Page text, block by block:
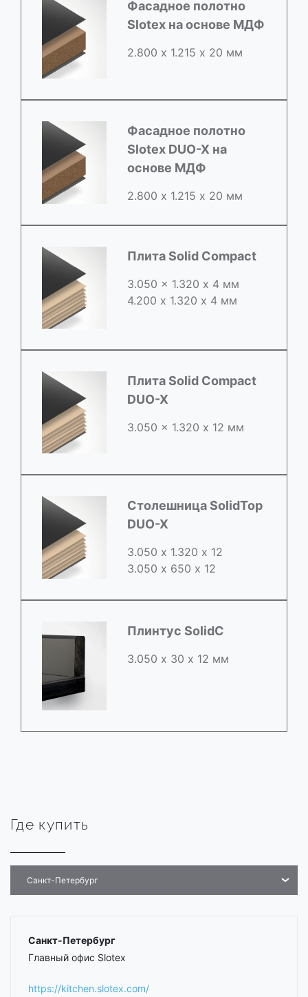
Фасадное полотно
Slotex на основе МДФ
2.800 х 1.215 х 20 мм
Фасадное полотно
Slotex DUO-X на
основе МДФ
2.800 х 1.215 х 20 мм
Плита Solid Compact
3.050 x 1.320 х 4 мм
4.200 x 1.320 х 4 мм
Плита Solid Compact
DUO-X
3.050 x 1.320 х 12 мм
Столешница SolidTop
DUO-X
3.050 х 1.320 х 12
3.050 x 650 х 12
Плинтус SolidC
3.050 х 30 х 12 мм
Где купить
Санкт-Петербург
Санкт-Петербург
Главный офис Slotex
https://kitchen.slotex.com/